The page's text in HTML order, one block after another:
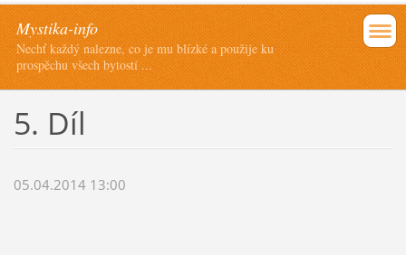
Mystika-info
Nechť každý nalezne, co je mu blízké a použije ku
prospěchu všech bytostí ...
5. Díl
05.04.2014 13:00